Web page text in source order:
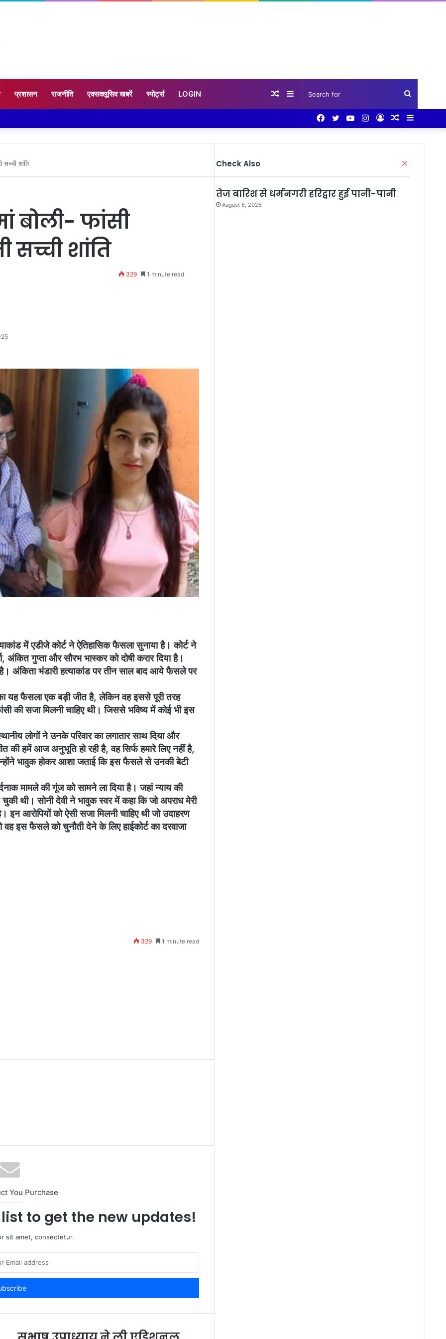
प्रशासन राजनीति एक्सक्लूसिव खबरें स्पोर्ट्स LOGIN Search
for
Sidebar
Random
Sidebar
Random
Log
Instagram
YouTube
Twitter
Facebook
सच्ची शांति
बोली- फांसी
सच्ची शांति
329 1 minute read
में एडीजे कोर्ट ने ऐतिहासिक फैसला सुनाया है। कोर्ट ने
अंकित गुप्ता और सौरभ भास्कर को दोषी करार दिया है।
अंकिता भंडारी हत्याकांड पर तीन साल बाद आये फैसले पर
यह फैसला एक बड़ी जीत है, लेकिन वह इससे पूरी तरह
की सजा मिलनी चाहिए थी। जिससे भविष्य में कोई भी इस
लोगों ने उनके परिवार का लगातार साथ दिया और
हमें आज अनुभूति हो रही है, वह सिर्फ हमारे लिए नहीं है,
भावुक होकर आशा जताई कि इस फैसले से उनकी बेटी
मामले की गूंज को सामने ला दिया है। जहां न्याय की
थी। सोनी देवी ने भावुक स्वर में कहा कि जो अपराध मेरी
आरोपियों को ऐसी सजा मिलनी चाहिए थी जो उदाहरण
इस फैसले को चुनौती देने के लिए हाईकोर्ट का दरवाजा
329 1 minute read
You Purchase
to get the new updates!
sit amet, consectetur.
Check Also
तेज बारिश से धर्मनगरी हरिद्वार हुई पानी-पानी
August 6, 2026